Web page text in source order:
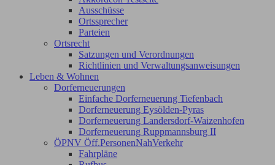
Ausschüsse
Ortssprecher
Parteien
Ortsrecht
Satzungen und Verordnungen
Richtlinien und Verwaltungsanweisungen
Leben & Wohnen
Dorferneuerungen
Einfache Dorferneuerung Tiefenbach
Dorferneuerung Eysölden-Pyras
Dorferneuerung Landersdorf-Waizenhofen
Dorferneuerung Ruppmannsburg II
ÖPNV Öff.PersonenNahVerkehr
Fahrpläne